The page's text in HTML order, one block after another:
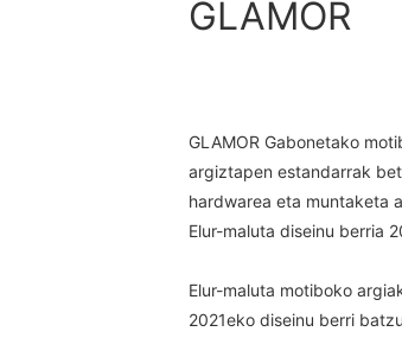
GLAMOR
GLAMOR Gabonetako
argiztapen estandarrak
hardwarea eta muntaketa
Elur-maluta diseinu berria
Elur-maluta motiboko
2021eko diseinu berri